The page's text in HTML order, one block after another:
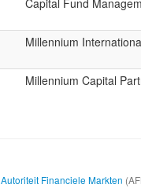
Capital Fund
Millennium
Millennium Capital
Autoriteit Financiele Markten